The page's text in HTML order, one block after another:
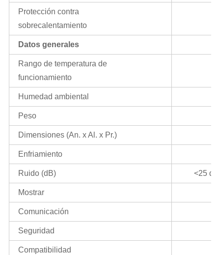
Protección contra
sobrecalentamiento
Datos generales
Rango de temperatura de
funcionamiento
Humedad ambiental
Peso
Dimensiones (An. x Al. x Pr.)
Enfriamiento
Ruido (dB) <25 dB
Mostrar
Comunicación
Seguridad
Compatibilidad